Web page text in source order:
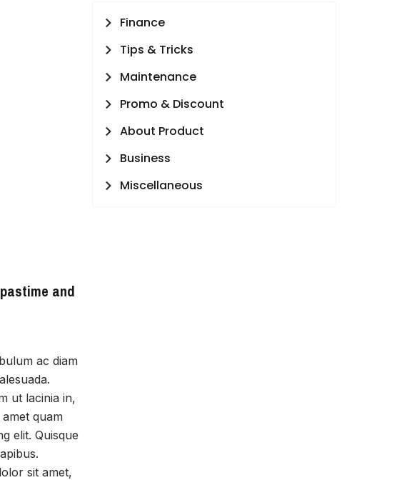
and
ac diam
ut lacinia in,
quam
elit. Quisque
sit amet,
Finance
Tips & Tricks
Maintenance
Promo & Discount
About Product
Business
Miscellaneous